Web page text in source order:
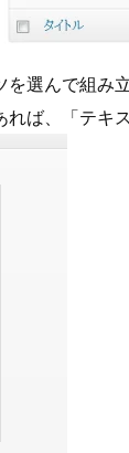
選んで組み
れば、「テキ